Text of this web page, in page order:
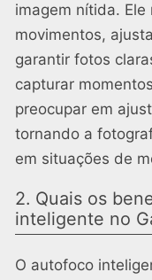
imagem nítida.
movimentos,
garantir fotos
capturar
preocupar em
tornando a
em situações de
2. Quais os
inteligente no
O autofoco